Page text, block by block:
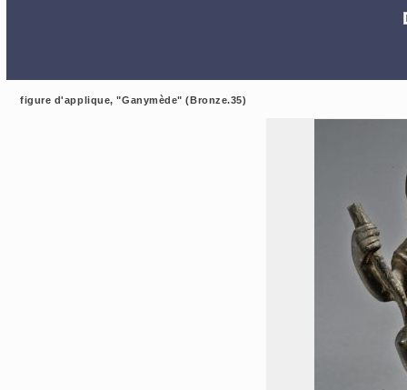
figure d'applique, "Ganymède" (Bronze.35)